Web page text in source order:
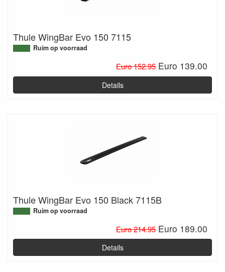
Thule WingBar Evo 150 7115
Ruim op voorraad
Euro 152.95 Euro 139.00
Details
Thule WingBar Evo 150 Black 7115B
Ruim op voorraad
Euro 214.95 Euro 189.00
Details